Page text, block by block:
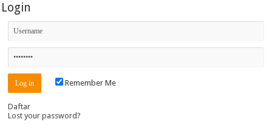
Login
Remember Me
Daftar
Lost your password?